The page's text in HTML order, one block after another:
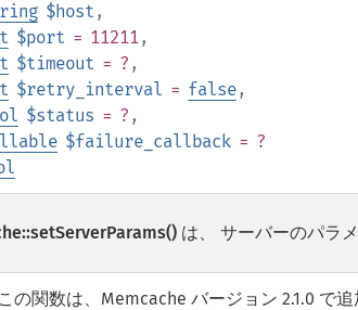
$host ,
$port = 11211,
$timeout = ? ,
$retry_interval = false,
$status = ? ,
$failure_callback = ?
は、 サーバーのパラ
この関数は、Memcache バージョン 2.1.0 で追